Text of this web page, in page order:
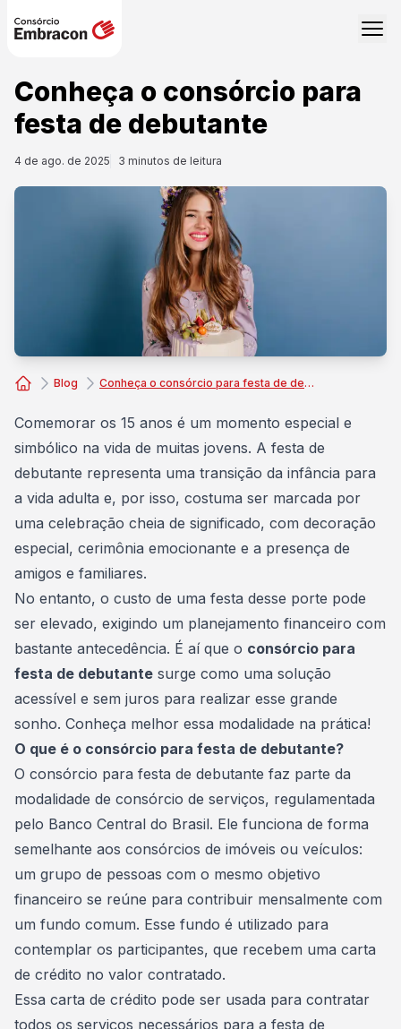
Conheça o consórcio para
festa de debutante
4 de ago. de 2025 3 minutos de leitura
Blog Conheça o consórcio para festa de debutante
Comemorar os 15 anos é um momento especial e
simbólico na vida de muitas jovens. A festa de
debutante representa uma transição da infância para
a vida adulta e, por isso, costuma ser marcada por
uma celebração cheia de significado, com decoração
especial, cerimônia emocionante e a presença de
amigos e familiares.
No entanto, o custo de uma festa desse porte pode
ser elevado, exigindo um planejamento financeiro com
bastante antecedência. É aí que o consórcio para
festa de debutante surge como uma solução
acessível e sem juros para realizar esse grande
sonho. Conheça melhor essa modalidade na prática!
O que é o consórcio para festa de debutante?
O consórcio para festa de debutante faz parte da
modalidade de consórcio de serviços, regulamentada
pelo Banco Central do Brasil. Ele funciona de forma
semelhante aos consórcios de imóveis ou veículos:
um grupo de pessoas com o mesmo objetivo
financeiro se reúne para contribuir mensalmente com
um fundo comum. Esse fundo é utilizado para
contemplar os participantes, que recebem uma carta
de crédito no valor contratado.
Essa carta de crédito pode ser usada para contratar
todos os serviços necessários para a festa de